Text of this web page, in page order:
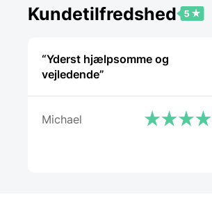
Kundetilfredshed
“Yderst hjælpsomme og
vejledende”
Michael